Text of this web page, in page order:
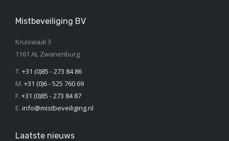
Mistbeveiliging BV
Kruiswaal 3
1161 AL Zwanenburg
T. +31 (0)85 - 273 84 86
M. +31 (0)6 - 525 760 69
F. +31 (0)85 - 273 84 87
E. info@mistbeveiliging.nl
Laatste nieuws